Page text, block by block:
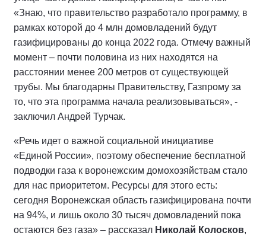
«Знаю, что правительство разработало программу, в
рамках которой до 4 млн домовладений будут
газифицированы до конца 2022 года. Отмечу важный
момент – почти половина из них находятся на
расстоянии менее 200 метров от существующей
трубы. Мы благодарны Правительству, Газпрому за
то, что эта программа начала реализовываться», -
заключил Андрей Турчак.
«Речь идет о важной социальной инициативе
«Единой России», поэтому обеспечение бесплатной
подводки газа к воронежским домохозяйствам стало
для нас приоритетом. Ресурсы для этого есть:
сегодня Воронежская область газифицирована почти
на 94%, и лишь около 30 тысяч домовладений пока
остаются без газа» – рассказал Николай Колосков,